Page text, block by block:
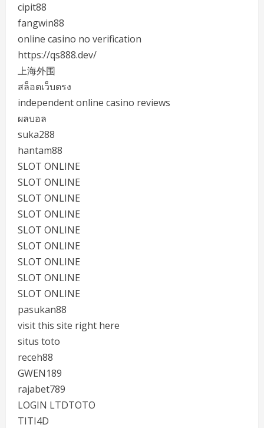
cipit88
fangwin88
online casino no verification
https://qs888.dev/
上海外围
สล็อตเว็บตรง
independent online casino reviews
ผลบอล
suka288
hantam88
SLOT ONLINE
SLOT ONLINE
SLOT ONLINE
SLOT ONLINE
SLOT ONLINE
SLOT ONLINE
SLOT ONLINE
SLOT ONLINE
SLOT ONLINE
pasukan88
visit this site right here
situs toto
receh88
GWEN189
rajabet789
LOGIN LTDTOTO
TITI4D